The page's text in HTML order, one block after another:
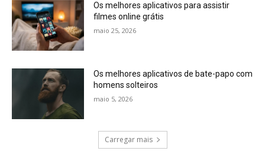
Os melhores aplicativos para assistir
filmes online grátis
maio 25, 2026
Os melhores aplicativos de bate-papo com
homens solteiros
maio 5, 2026
Carregar mais